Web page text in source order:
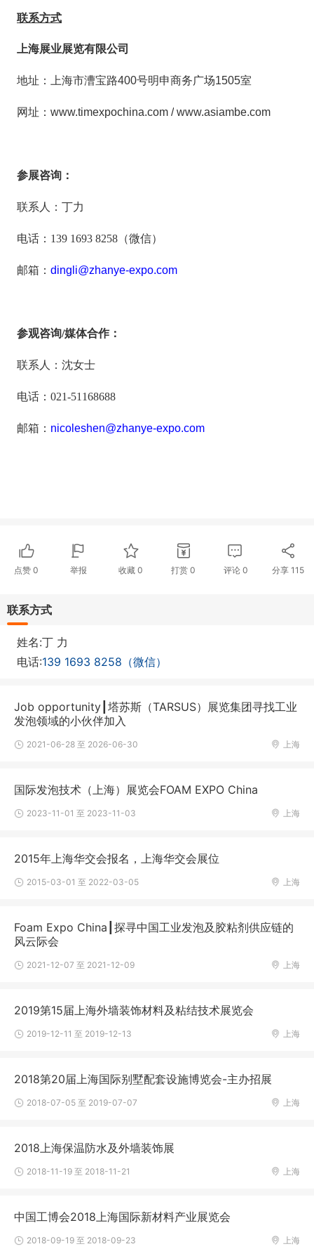
联系方式
上海展业展览有限公司
地址：上海市漕宝路400号明申商务广场1505室
网址： www.timexpochina.com / www.asiambe.com
参展咨询：
联系人：丁力
电话： 139 1693 8258 （微信）
邮箱： dingli@zhanye-expo.com
参观咨询/媒体合作：
联系人： 沈女士
电话： 021-51168688
邮箱： nicoleshen@zhanye-expo.com
点赞 0 举报 收藏0 打赏 0 评论 0 分享 115
联系方式
姓名:丁 力
电话:139 1693 8258（微信）
Job opportunity┃塔苏斯（TARSUS）展览集团寻找工业
发泡领域的小伙伴加入
上海
2021-06-28 至 2026-06-30
国际发泡技术（上海）展览会FOAM EXPO China
上海
2023-11-01 至 2023-11-03
2015年上海华交会报名，上海华交会展位
上海
2015-03-01 至 2022-03-05
Foam Expo China┃探寻中国工业发泡及胶粘剂供应链的
风云际会
上海
2021-12-07 至 2021-12-09
2019第15届上海外墙装饰材料及粘结技术展览会
上海
2019-12-11 至 2019-12-13
2018第20届上海国际别墅配套设施博览会-主办招展
上海
2018-07-05 至 2019-07-07
2018上海保温防水及外墙装饰展
上海
2018-11-19 至 2018-11-21
中国工博会2018上海国际新材料产业展览会
上海
2018-09-19 至 2018-09-23